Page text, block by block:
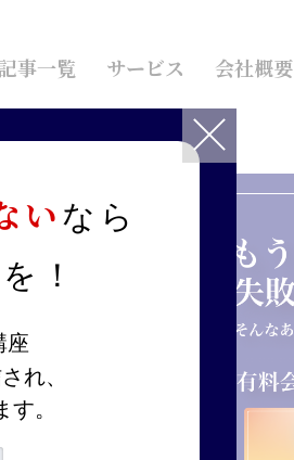
事一覧 サービス 会社概要
理由と絶好の買い時
示す
買い
い なら
！
座
れ、
。